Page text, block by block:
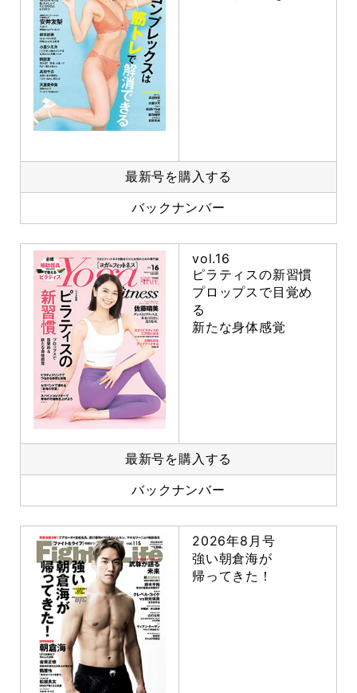
最新号を購入する
バックナンバー
vol.16
ピラティスの新習慣
プロップスで目覚め
る
新たな身体感覚
最新号を購入する
バックナンバー
2026年8月号
強い朝倉海が
帰ってきた！